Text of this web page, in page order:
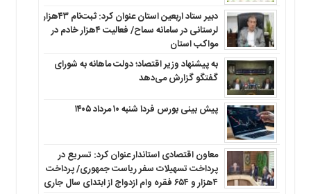
دبیر ستاد اربعین استان عنوان کرد: ثبت‌نام ۴۳هزار
لرستانی در سامانه سماح/ فعالیت ۴هزار خادم در
مواکب استان
به پیشنهاد وزیر اقتصاد؛ دولت ماهانه به شورای
گفتگو گزارش می‌دهد
پیش بینی بورس فردا شنبه ۱۰ مرداد ۱۴۰۵
معاون اقتصادی استاندار عنوان کرد: تسریع در
پرداخت تسهیلات سفر ریاست جمهوری/ پرداخت
۴هزار و ۶۵۴ فقره وام ازدواج از ابتدای سال جاری